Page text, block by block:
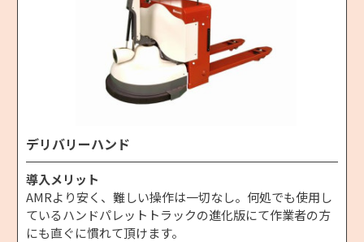
デリバリーハンド
導入メリット
AMRより安く、難しい操作は一切なし。何処でも使用し
ているハンドパレットトラックの進化版にて作業者の方
にも直ぐに慣れて頂けます。